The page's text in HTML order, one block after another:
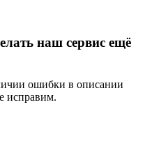
наш сервис ещё
ошибки в описании
исправим.